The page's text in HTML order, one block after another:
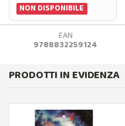
NON DISPONIBILE
EAN
9788832259124
PRODOTTI IN EVIDENZA